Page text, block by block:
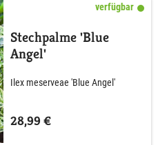
verfügbar
Stechpalme 'Blue
Angel'
Ilex meserveae 'Blue Angel'
28,99 €